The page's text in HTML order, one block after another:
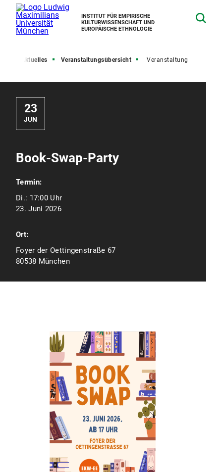
INSTITUT FÜR EMPIRISCHE
KULTURWISSENSCHAFT UND
EUROPÄISCHE ETHNOLOGIE
Aktuelles Veranstaltungsübersicht Veranstaltung
23
JUN
Book-Swap-Party
Termin:
Di.: 17:00 Uhr
23. Juni 2026
Ort:
Foyer der Oettingenstraße 67
80538 München